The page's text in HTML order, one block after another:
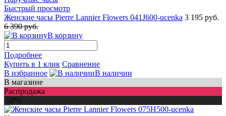
Быстрый просмотр
Женские часы Pierre Lannier Flowers 041J600-ucenka 3 195 руб.
6 390 руб.
В корзину
Подробнее
Купить в 1 клик Сравнение
В избранное
В наличии
В магазине
Распродажа
-50%